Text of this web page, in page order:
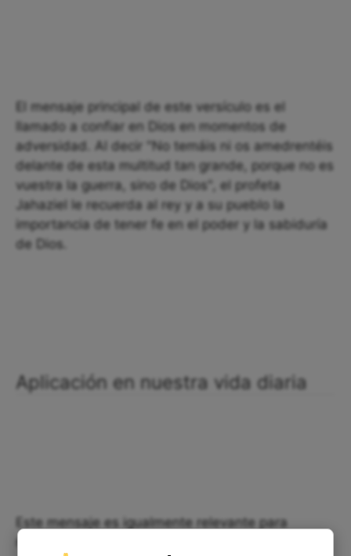
El mensaje principal de este versículo es el
llamado a confiar en Dios en momentos de
adversidad. Al decir "No temáis ni os amedrentéis
delante de esta multitud tan grande, porque no es
vuestra la guerra, sino de Dios", el profeta
Jahaziel le recuerda al rey y a su pueblo la
importancia de tener fe en el poder y la sabiduría
de Dios.
Aplicación en nuestra vida diaria
Este mensaje es igualmente relevante para
nosotros hoy en día. Todos enfrentamos